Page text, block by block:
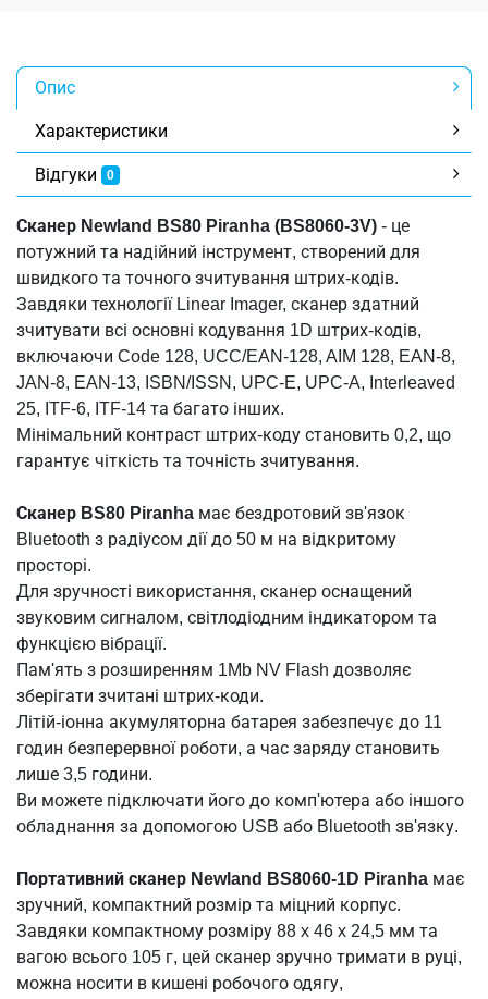
Опис
Характеристики
Відгуки 0
Сканер Newland BS80 Piranha (BS8060-3V) - це
потужний та надійний інструмент, створений для
швидкого та точного зчитування штрих-кодів.
Завдяки технології Linear Imager, сканер здатний
зчитувати всі основні кодування 1D штрих-кодів,
включаючи Code 128, UCC/EAN-128, AIM 128, EAN-8,
JAN-8, EAN-13, ISBN/ISSN, UPC-E, UPC-A, Interleaved
25, ITF-6, ITF-14 та багато інших.
Мінімальний контраст штрих-коду становить 0,2, що
гарантує чіткість та точність зчитування.
Сканер BS80 Piranha має бездротовий зв'язок
Bluetooth з радіусом дії до 50 м на відкритому
просторі.
Для зручності використання, сканер оснащений
звуковим сигналом, світлодіодним індикатором та
функцією вібрації.
Пам'ять з розширенням 1Mb NV Flash дозволяє
зберігати зчитані штрих-коди.
Літій-іонна акумуляторна батарея забезпечує до 11
годин безперервної роботи, а час заряду становить
лише 3,5 години.
Ви можете підключати його до комп'ютера або іншого
обладнання за допомогою USB або Bluetooth зв'язку.
Портативний сканер Newland BS8060-1D Piranha має
зручний, компактний розмір та міцний корпус.
Завдяки компактному розміру 88 x 46 x 24,5 мм та
вагою всього 105 г, цей сканер зручно тримати в руці,
можна носити в кишені робочого одягу,